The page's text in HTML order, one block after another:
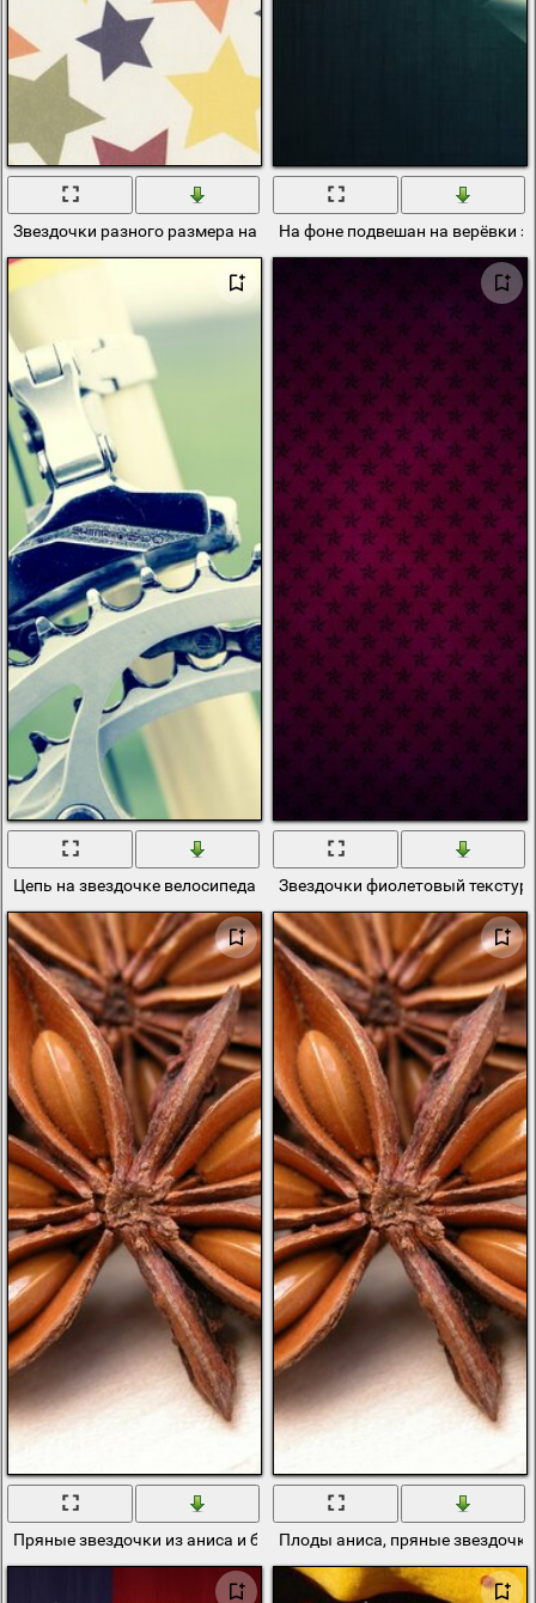
Звездочки разного размера на белом фонеНа фоне подвешан на верёвки
Цепь на звездочке велосипеда фотографияЗвездочки фиолетовый
Пряные звездочки из аниса и бадьянаПлоды аниса, пряные звездочки